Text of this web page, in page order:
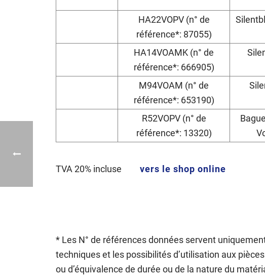
HA22VOPV (n° de
référence*: 87055)
HA14VOAMK (n° de
référence*: 666905)
M94VOAM (n° de
référence*: 653190)
R52VOPV (n° de
référence*: 13320)
TVA 20% incluse vers le shop online
* Les N° de références données servent
techniques et les possibilités d’utilisation aux
ou d’équivalence de durée ou de la nature du